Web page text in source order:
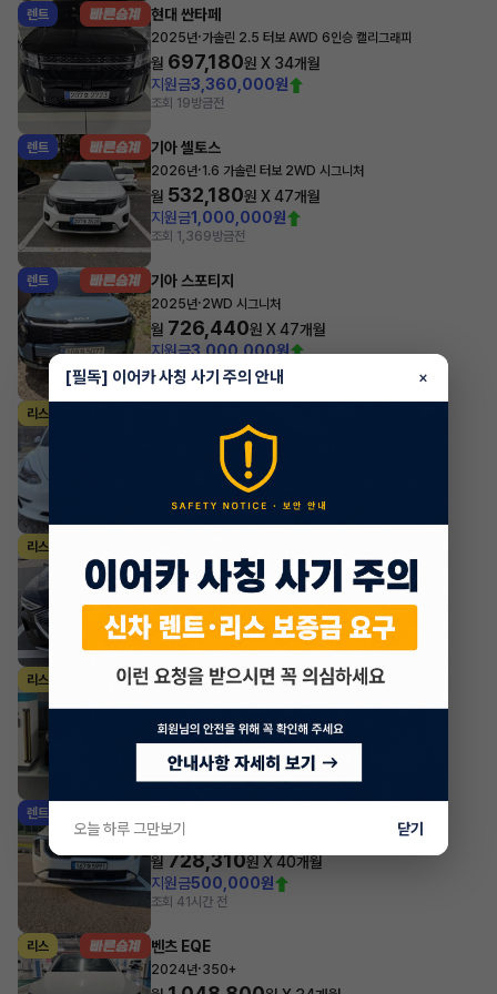
렌트 현대 싼타페
2025년·가솔린 2.5 터보 AWD 6인승 캘리그래피
월 697,180원 X 34개월
지원금3,360,000원
조회 19방금전
렌트 기아 셀토스
2026년·1.6 가솔린 터보 2WD 시그니처
월 532,180원 X47개월
지원금1,000,000원
조회 1,369방금전
렌트 기아 스포티지
2025년·2WD 시그니처
월 726,440원 X47개월
지원금3,000,000원
조회 665 방금전
리스
AWD Long Range
1,012,281 원 X
방금전
리스
2023년 55 quattro Sportback
월 1,237,782원 X 23 개월
지원금10,000,000원
조회 3,688 방금전
리스 BMW 8시리즈
월1,997,960원 X35개월
조회 7571시간 전
렌트
2025년
월 728,310원 X 40개월
지원금500,000원
조회 41시간 전
리스 벤츠 EQE
2024년·350+
[필독] 이어카 사칭 사기 주의 안내 ×
오늘 하루 그만보기 닫기